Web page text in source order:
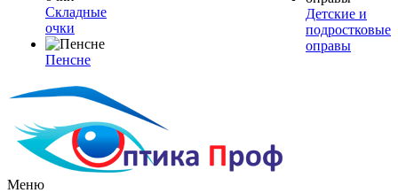
Складные
очки
Пенсне
Детские и
подростковые
оправы
Меню